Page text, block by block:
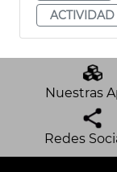
ACTIVIDAD
Nuestras
Redes